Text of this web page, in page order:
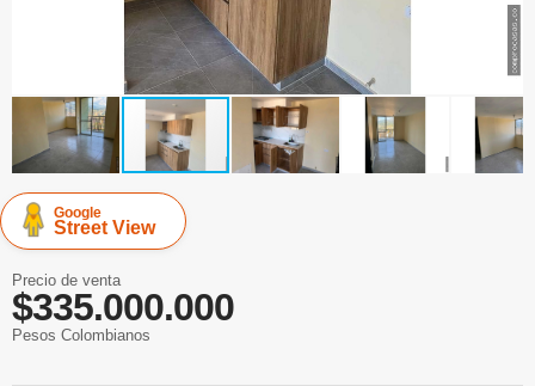
Google
Street View
Precio de venta
$335.000.000
Pesos Colombianos